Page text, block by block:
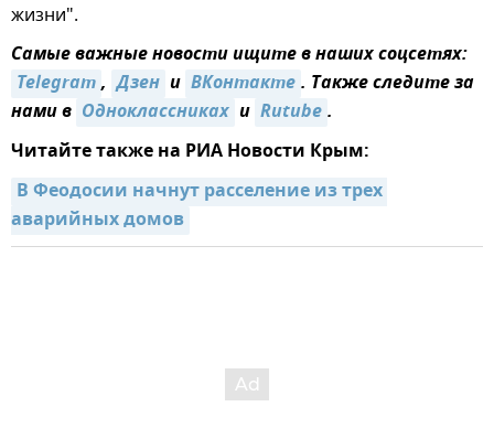
жизни".
Самые важные новости ищите в наших соцсетях:
Telegram, Дзен и ВКонтакте. Также следите за
нами в Одноклассниках и Rutube.
Читайте также на РИА Новости Крым:
В Феодосии начнут расселение из трех
аварийных домов